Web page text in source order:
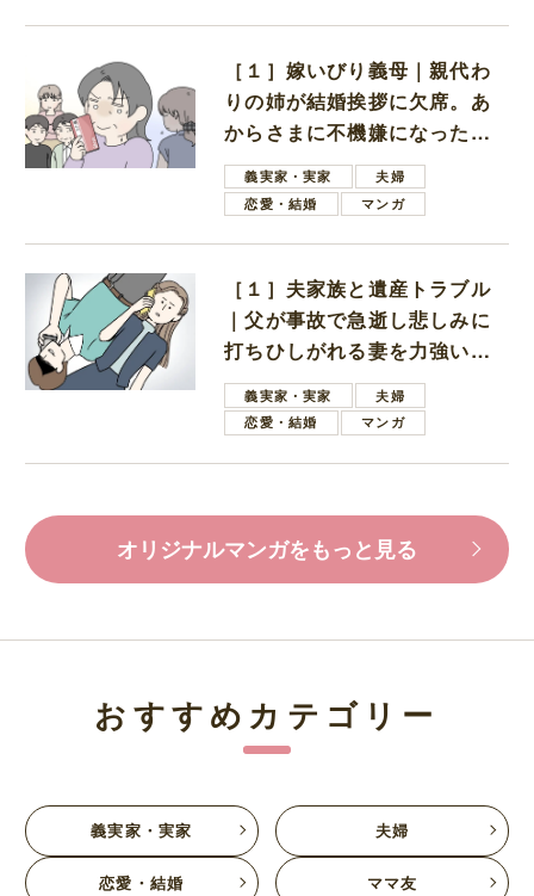
［１］嫁いびり義母｜親代わ
りの姉が結婚挨拶に欠席。あ
からさまに不機嫌になった義
母義実家・実家
夫婦
恋愛・結婚
マンガ
［１］夫家族と遺産トラブル
｜父が事故で急逝し悲しみに
打ちひしがれる妻を力強い言
葉で励ます夫
義実家・実家
夫婦
恋愛・結婚
マンガ
オリジナルマンガをもっと見る
おすすめカテゴリー
義実家・実家 夫婦
恋愛・結婚 ママ友